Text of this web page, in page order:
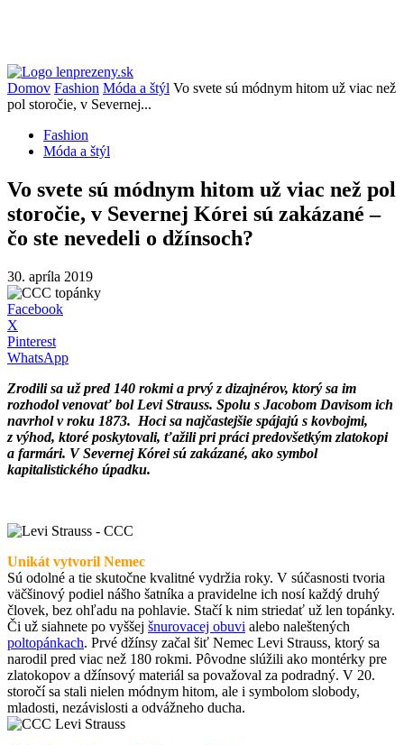
Domov Fashion Móda a štýl Vo svete sú módnym hitom už viac než
pol storočie, v Severnej...
Fashion
Móda a štýl
Vo svete sú módnym hitom už viac než pol
storočie, v Severnej Kórei sú zakázané –
čo ste nevedeli o džínsoch?
30. apríla 2019
Facebook
X
Pinterest
WhatsApp
Zrodili sa už pred 140 rokmi a prvý z dizajnérov, ktorý sa im
rozhodol venovať bol Levi Strauss. Spolu s Jacobom Davisom ich
navrhol v roku 1873. Hoci sa najčastejšie spájajú s kovbojmi,
z výhod, ktoré poskytovali, ťažili pri práci predovšetkým zlatokopi
a farmári. V Severnej Kórei sú zakázané, ako symbol
kapitalistického úpadku.
Unikát vytvoril Nemec
Sú odolné a tie skutočne kvalitné vydržia roky. V súčasnosti tvoria
väčšinový podiel nášho šatníka a pravidelne ich nosí každý druhý
človek, bez ohľadu na pohlavie. Stačí k nim striedať už len topánky.
Či už siahnete po vyššej šnurovacej obuvi alebo naleštených
poltopánkach. Prvé džínsy začal šiť Nemec Levi Strauss, ktorý sa
narodil pred viac než 180 rokmi. Pôvodne slúžili ako montérky pre
zlatokopov a džínsový materiál sa považoval za podradný. V 20.
storočí sa stali nielen módnym hitom, ale i symbolom slobody,
mladosti, nezávislosti a odvážneho ducha.